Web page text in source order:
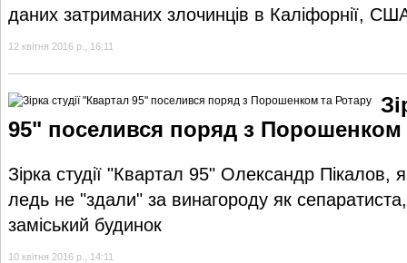
даних затриманих злочинців в Каліфорнії,
12 квітня 2016 р., 16:11
95" поселився поряд з Порошенком
Зірка студії "Квартал 95" Олександр Пікалов,
ледь не "здали" за винагороду як
заміський будинок
10 квітня 2016 р., 14:11